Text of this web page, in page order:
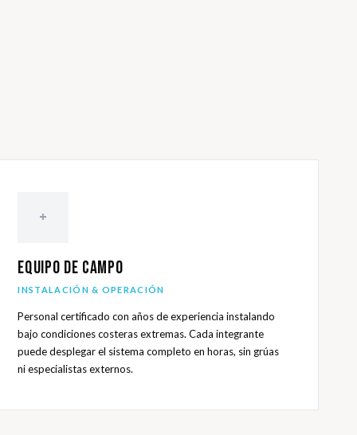
+
Equipo de Campo
INSTALACIÓN & OPERACIÓN
Personal certificado con años de experiencia instalando
bajo condiciones costeras extremas. Cada integrante
puede desplegar el sistema completo en horas, sin grúas
ni especialistas externos.